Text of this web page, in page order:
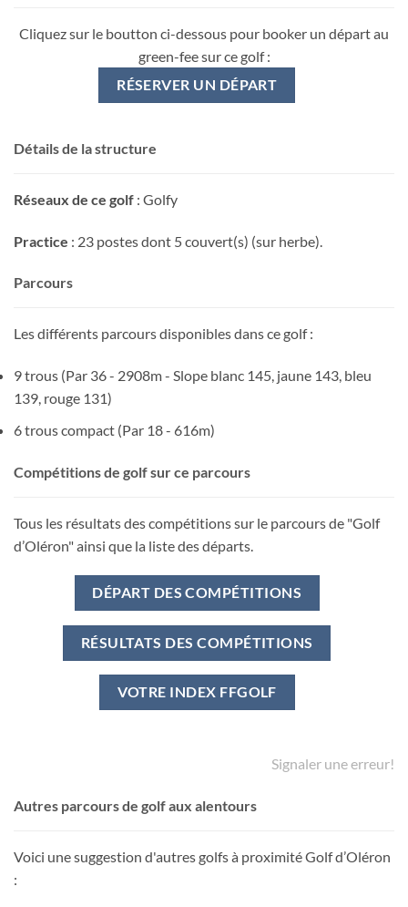
Cliquez sur le boutton ci-dessous pour booker un départ au
green-fee sur ce golf :
RÉSERVER UN DÉPART
Détails de la structure
Réseaux de ce golf : Golfy
Practice : 23 postes dont 5 couvert(s) (sur herbe).
Parcours
Les différents parcours disponibles dans ce golf :
9 trous (Par 36 - 2908m - Slope blanc 145, jaune 143, bleu
139, rouge 131)
6 trous compact (Par 18 - 616m)
Compétitions de golf sur ce parcours
Tous les résultats des compétitions sur le parcours de "Golf
d’Oléron" ainsi que la liste des départs.
DÉPART DES COMPÉTITIONS
RÉSULTATS DES COMPÉTITIONS
VOTRE INDEX FFGOLF
Signaler une erreur!
Autres parcours de golf aux alentours
Voici une suggestion d'autres golfs à proximité Golf d’Oléron
: